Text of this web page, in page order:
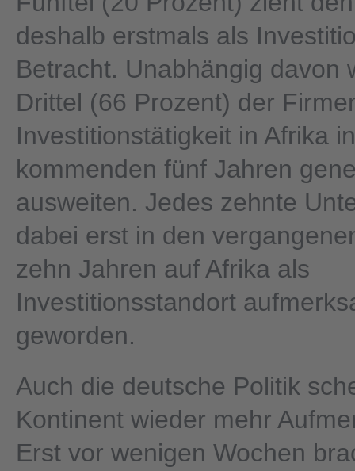
deshalb erstmals als
Betracht. Unabhängig davon
Drittel (66 Prozent) der
Investitionstätigkeit in Afrika
kommenden fünf Jahren
ausweiten. Jedes zehnte
dabei erst in den
zehn Jahren auf Afrika als
Investitionsstandort
geworden.
Auch die deutsche Politik
Kontinent wieder mehr
Erst vor wenigen Wochen